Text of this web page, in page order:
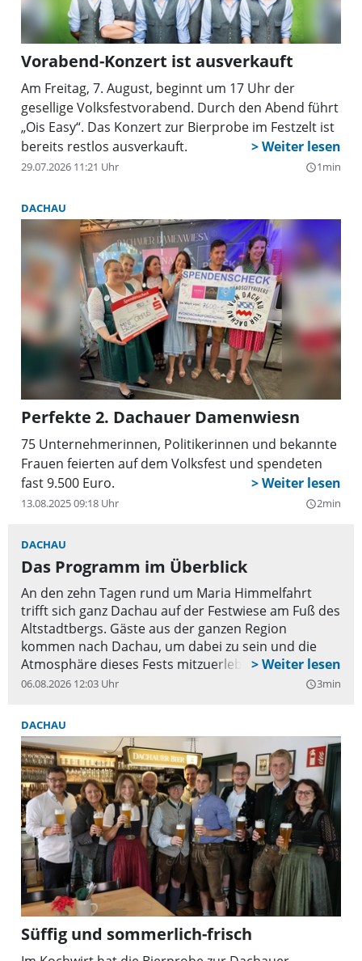
Vorabend-Konzert ist ausverkauft
Am Freitag, 7. August, beginnt um 17 Uhr der
gesellige Volksfestvorabend. Durch den Abend führt
„Ois Easy“. Das Konzert zur Bierprobe im Festzelt ist
bereits restlos ausverkauft.
29.07.2026 11:21 Uhr query_builder1min
DACHAU
Perfekte 2. Dachauer Damenwiesn
75 Unternehmerinnen, Politikerinnen und bekannte
Frauen feierten auf dem Volksfest und spendeten
fast 9.500 Euro.
13.08.2025 09:18 Uhr query_builder2min
DACHAU
Das Programm im Überblick
An den zehn Tagen rund um Maria Himmelfahrt
trifft sich ganz Dachau auf der Festwiese am Fuß des
Altstadtbergs. Gäste aus der ganzen Region
kommen nach Dachau, um dabei zu sein und die
Atmosphäre dieses Fests mitzuerleben.
06.08.2026 12:03 Uhr query_builder3min
DACHAU
Süffig und sommerlich-frisch